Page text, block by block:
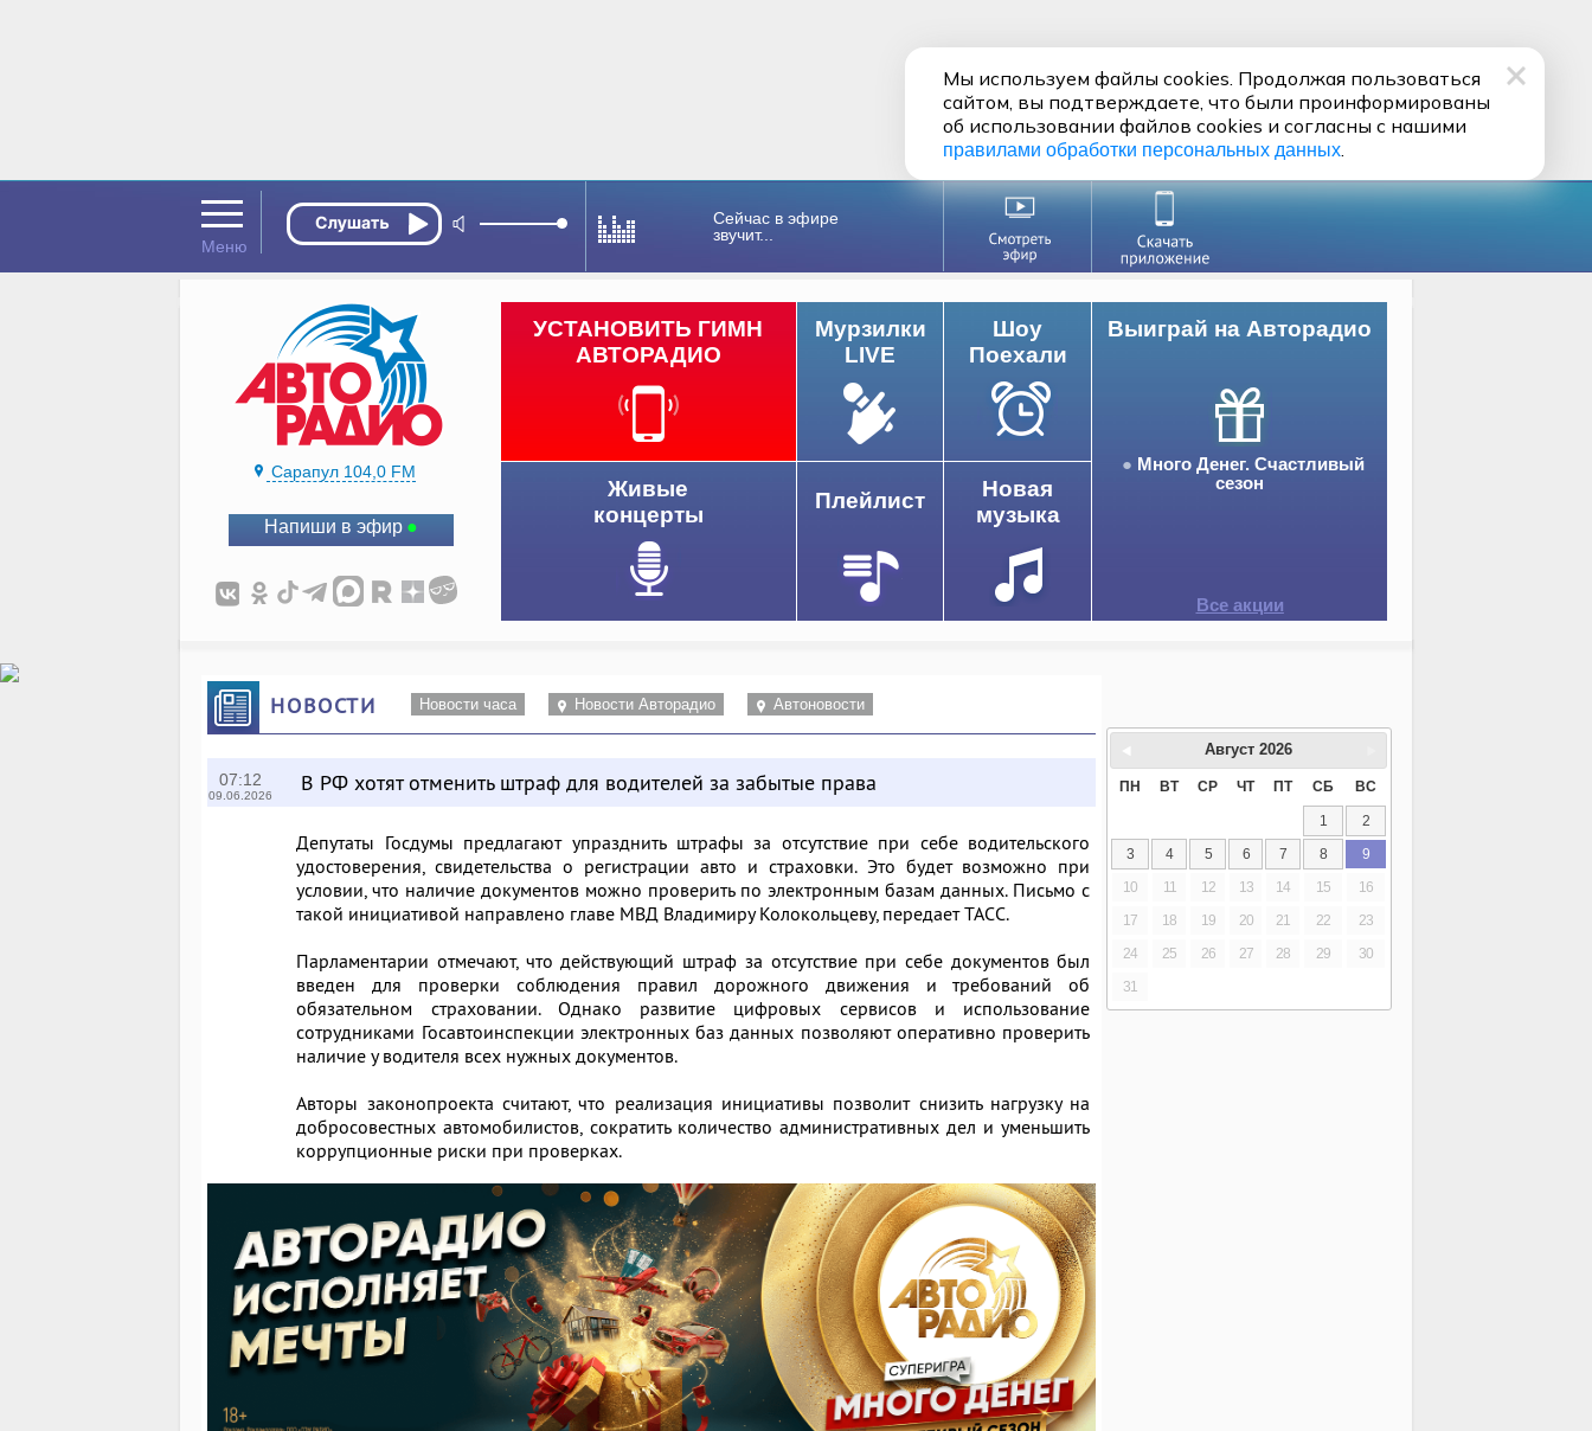
Сейчас в эфире
звучит...
Сарапул 104,0 FM
Напиши в эфир
Выиграй на Авторадио
Много Денег. Счастливый
сезон
Все акции
УСТАНОВИТЬ ГИМН
АВТОРАДИО
Мурзилки
LIVE
Шоу
Поехали
Живые
концерты
Плейлист
Новая
музыка
НОВОСТИ Новости часа Новости Авторадио Автоновости
07:12
09.06.2026 В РФ хотят отменить штраф для водителей за забытые права
Депутаты Госдумы предлагают упразднить штрафы за отсутствие при себе водительского
удостоверения, свидетельства о регистрации авто и страховки. Это будет возможно при
условии, что наличие документов можно проверить по электронным базам данных. Письмо с
такой инициативой направлено главе МВД Владимиру Колокольцеву, передает ТАСС.
Парламентарии отмечают, что действующий штраф за отсутствие при себе документов был
введен для проверки соблюдения правил дорожного движения и требований об
обязательном страховании. Однако развитие цифровых сервисов и использование
сотрудниками Госавтоинспекции электронных баз данных позволяют оперативно проверить
наличие у водителя всех нужных документов.
Авторы законопроекта считают, что реализация инициативы позволит снизить нагрузку на
добросовестных автомобилистов, сократить количество административных дел и уменьшить
коррупционные риски при проверках.
Август 2026
ПН ВТ СР ЧТ ПТ СБ ВС
1
2
3
4 5 6 7 8
9
10
11 12 13 14 15
16
17
18 19 20 21 22
23
24
25 26 27 28 29
30
31
Мы используем файлы cookies. Продолжая пользоваться
сайтом, вы подтверждаете, что были проинформированы
об использовании файлов cookies и согласны с нашими
правилами обработки персональных данных.